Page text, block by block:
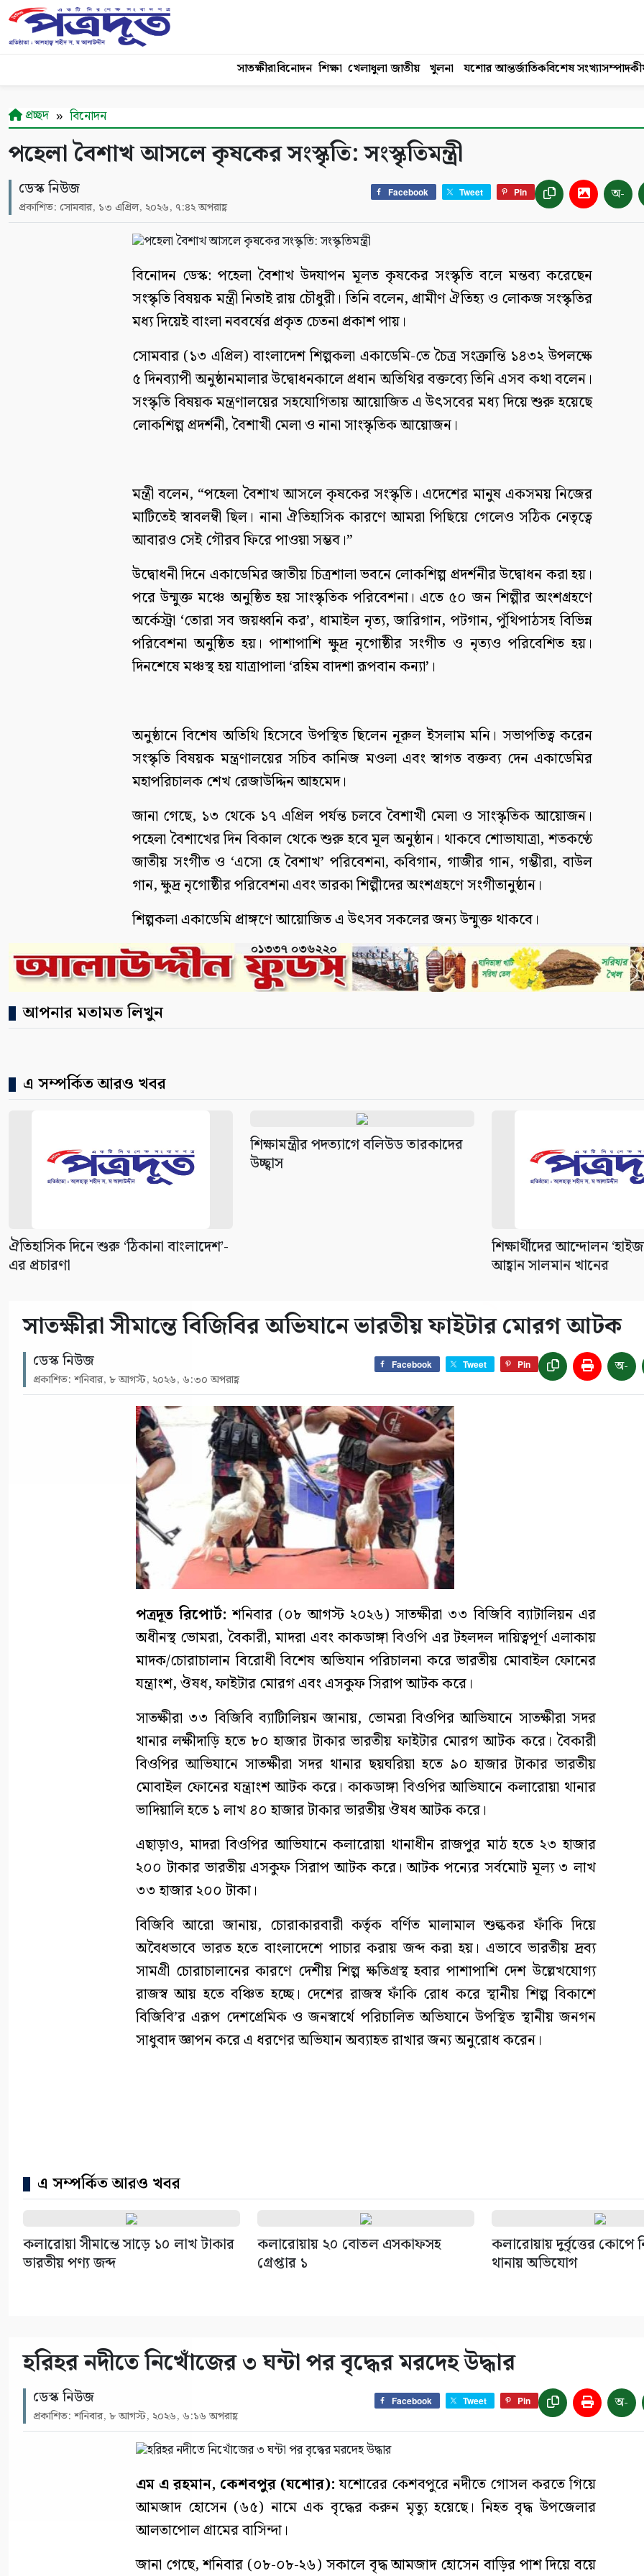
সাতক্ষীরাবিনোদন শিক্ষা খেলাধুলা জাতীয় খুলনা যশোর আন্তর্জাতিকবিশেষ সংখ্যা
প্রচ্ছদ বিনোদন
পহেলা বৈশাখ আসলে কৃষকের সংস্কৃতি: সংস্কৃতিমন্ত্রী
ডেস্ক নিউজ
প্রকাশিত: সোমবার, ১৩ এপ্রিল, ২০২৬, ৭:৪২ অপরাহ্ণ
Facebook Tweet Pin অ-
বিনোদন ডেস্ক: পহেলা বৈশাখ উদযাপন মূলত কৃষকের সংস্কৃতি বলে মন্তব্য করেছেন
সংস্কৃতি বিষয়ক মন্ত্রী নিতাই রায় চৌধুরী। তিনি বলেন, গ্রামীণ ঐতিহ্য ও লোকজ সংস্কৃতির
মধ্য দিয়েই বাংলা নববর্ষের প্রকৃত চেতনা প্রকাশ পায়।
সোমবার (১৩ এপ্রিল) বাংলাদেশ শিল্পকলা একাডেমি-তে চৈত্র সংক্রান্তি ১৪৩২ উপলক্ষে
৫ দিনব্যাপী অনুষ্ঠানমালার উদ্বোধনকালে প্রধান অতিথির বক্তব্যে তিনি এসব কথা বলেন।
সংস্কৃতি বিষয়ক মন্ত্রণালয়ের সহযোগিতায় আয়োজিত এ উৎসবের মধ্য দিয়ে শুরু হয়েছে
লোকশিল্প প্রদর্শনী, বৈশাখী মেলা ও নানা সাংস্কৃতিক আয়োজন।
মন্ত্রী বলেন, “পহেলা বৈশাখ আসলে কৃষকের সংস্কৃতি। এদেশের মানুষ একসময় নিজের
মাটিতেই স্বাবলম্বী ছিল। নানা ঐতিহাসিক কারণে আমরা পিছিয়ে গেলেও সঠিক নেতৃত্বে
আবারও সেই গৌরব ফিরে পাওয়া সম্ভব।”
উদ্বোধনী দিনে একাডেমির জাতীয় চিত্রশালা ভবনে লোকশিল্প প্রদর্শনীর উদ্বোধন করা হয়।
পরে উন্মুক্ত মঞ্চে অনুষ্ঠিত হয় সাংস্কৃতিক পরিবেশনা। এতে ৫০ জন শিল্পীর অংশগ্রহণে
অর্কেস্ট্রা ‘তোরা সব জয়ধ্বনি কর’, ধামাইল নৃত্য, জারিগান, পটগান, পুঁথিপাঠসহ বিভিন্ন
পরিবেশনা অনুষ্ঠিত হয়। পাশাপাশি ক্ষুদ্র নৃগোষ্ঠীর সংগীত ও নৃত্যও পরিবেশিত হয়।
দিনশেষে মঞ্চস্থ হয় যাত্রাপালা ‘রহিম বাদশা রূপবান কন্যা’।
অনুষ্ঠানে বিশেষ অতিথি হিসেবে উপস্থিত ছিলেন নূরুল ইসলাম মনি। সভাপতিত্ব করেন
সংস্কৃতি বিষয়ক মন্ত্রণালয়ের সচিব কানিজ মওলা এবং স্বাগত বক্তব্য দেন একাডেমির
মহাপরিচালক শেখ রেজাউদ্দিন আহমেদ।
জানা গেছে, ১৩ থেকে ১৭ এপ্রিল পর্যন্ত চলবে বৈশাখী মেলা ও সাংস্কৃতিক আয়োজন।
পহেলা বৈশাখের দিন বিকাল থেকে শুরু হবে মূল অনুষ্ঠান। থাকবে শোভাযাত্রা, শতকণ্ঠে
জাতীয় সংগীত ও ‘এসো হে বৈশাখ’ পরিবেশনা, কবিগান, গাজীর গান, গম্ভীরা, বাউল
গান, ক্ষুদ্র নৃগোষ্ঠীর পরিবেশনা এবং তারকা শিল্পীদের অংশগ্রহণে সংগীতানুষ্ঠান।
শিল্পকলা একাডেমি প্রাঙ্গণে আয়োজিত এ উৎসব সকলের জন্য উন্মুক্ত থাকবে।
আপনার মতামত লিখুন
এ সম্পর্কিত আরও খবর
ঐতিহাসিক দিনে শুরু ‘ঠিকানা বাংলাদেশ’-
এর প্রচারণা
শিক্ষামন্ত্রীর পদত্যাগে বলিউড তারকাদের
উচ্ছ্বাস
শিক্ষার্থীদের আন্দোলন
আহ্বান সালমান খানের
সাতক্ষীরা সীমান্তে বিজিবির অভিযানে ভারতীয় ফাইটার মোরগ আটক
ডেস্ক নিউজ
প্রকাশিত: শনিবার, ৮ আগস্ট, ২০২৬, ৬:৩০ অপরাহ্ণ
Facebook Tweet Pin অ-
পত্রদূত রিপোর্ট: শনিবার (০৮ আগস্ট ২০২৬) সাতক্ষীরা ৩৩ বিজিবি ব্যাটালিয়ন এর
অধীনস্থ ভোমরা, বৈকারী, মাদরা এবং কাকডাঙ্গা বিওপি এর টহলদল দায়িত্বপূর্ণ এলাকায়
মাদক/চোরাচালান বিরোধী বিশেষ অভিযান পরিচালনা করে ভারতীয় মোবাইল ফোনের
যন্ত্রাংশ, ঔষধ, ফাইটার মোরগ এবং এসকুফ সিরাপ আটক করে।
সাতক্ষীরা ৩৩ বিজিবি ব্যাটিালিয়ন জানায়, ভোমরা বিওপির আভিযানে সাতক্ষীরা সদর
থানার লক্ষীদাড়ি হতে ৮০ হাজার টাকার ভারতীয় ফাইটার মোরগ আটক করে। বৈকারী
বিওপির আভিযানে সাতক্ষীরা সদর থানার ছয়ঘরিয়া হতে ৯০ হাজার টাকার ভারতীয়
মোবাইল ফোনের যন্ত্রাংশ আটক করে। কাকডাঙ্গা বিওপির আভিযানে কলারোয়া থানার
ভাদিয়ালি হতে ১ লাখ ৪০ হাজার টাকার ভারতীয় ঔষধ আটক করে।
এছাড়াও, মাদরা বিওপির আভিযানে কলারোয়া থানাধীন রাজপুর মাঠ হতে ২৩ হাজার
২০০ টাকার ভারতীয় এসকুফ সিরাপ আটক করে। আটক পন্যের সর্বমোট মূল্য ৩ লাখ
৩৩ হাজার ২০০ টাকা।
বিজিবি আরো জানায়, চোরাকারবারী কর্তৃক বর্ণিত মালামাল শুল্ককর ফাঁকি দিয়ে
অবৈধভাবে ভারত হতে বাংলাদেশে পাচার করায় জব্দ করা হয়। এভাবে ভারতীয় দ্রব্য
সামগ্রী চোরাচালানের কারণে দেশীয় শিল্প ক্ষতিগ্রস্থ হবার পাশাপাশি দেশ উল্লেখযোগ্য
রাজস্ব আয় হতে বঞ্চিত হচ্ছে। দেশের রাজস্ব ফাঁকি রোধ করে স্থানীয় শিল্প বিকাশে
বিজিবি’র এরূপ দেশপ্রেমিক ও জনস্বার্থে পরিচালিত অভিযানে উপস্থিত স্থানীয় জনগন
সাধুবাদ জ্ঞাপন করে এ ধরণের অভিযান অব্যাহত রাখার জন্য অনুরোধ করেন।
এ সম্পর্কিত আরও খবর
কলারোয়া সীমান্তে সাড়ে ১০ লাখ টাকার
ভারতীয় পণ্য জব্দ
কলারোয়ায় ২০ বোতল এসকাফসহ
গ্রেপ্তার ১
কলারোয়ায় দুর্বৃত্তের কোপে
থানায় অভিযোগ
হরিহর নদীতে নিখোঁজের ৩ ঘন্টা পর বৃদ্ধের মরদেহ উদ্ধার
ডেস্ক নিউজ
প্রকাশিত: শনিবার, ৮ আগস্ট, ২০২৬, ৬:১৬ অপরাহ্ণ
Facebook Tweet Pin অ-
এম এ রহমান, কেশবপুর (যশোর):যশোরের কেশবপুরে নদীতে গোসল করতে গিয়ে
আমজাদ হোসেন (৬৫) নামে এক বৃদ্ধের করুন মৃত্যু হয়েছে। নিহত বৃদ্ধ উপজেলার
আলতাপোল গ্রামের বাসিন্দা।
জানা গেছে, শনিবার (০৮-০৮-২৬) সকালে বৃদ্ধ আমজাদ হোসেন বাড়ির পাশ দিয়ে বয়ে